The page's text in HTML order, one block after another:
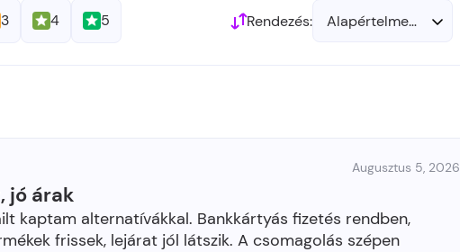
Rendezés: Alapértelmezett
3 4 5
Augusztus 5, 2026
jó árak
kaptam alternatívákkal. Bankkártyás fizetés rendben,
frissek, lejárat jól látszik. A csomagolás szépen